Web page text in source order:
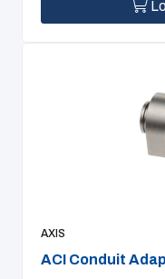
AXIS
ACI Conduit